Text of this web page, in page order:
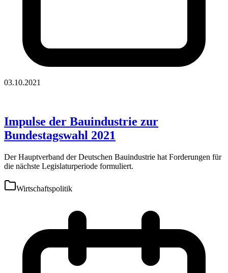
03.10.2021
Impulse der Bauindustrie zur
Bundestagswahl 2021
Der Hauptverband der Deutschen Bauindustrie hat Forderungen für
die nächste Legislaturperiode formuliert.
Wirtschaftspolitik